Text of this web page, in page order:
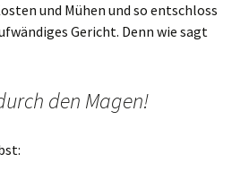
und Mühen und so entschloss
Gericht. Denn wie sagt
den Magen!